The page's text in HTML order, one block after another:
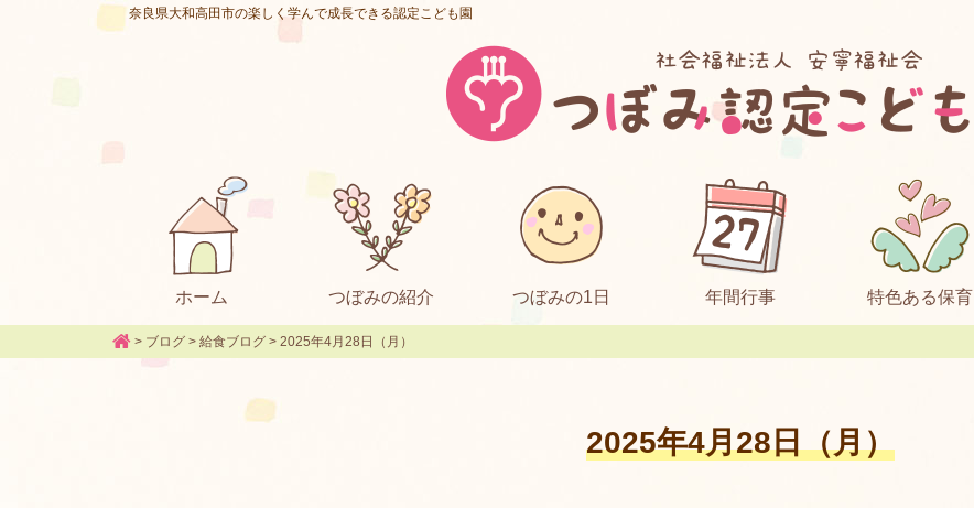
奈良県大和高田市の楽しく学んで成長できる認定こども園
ホーム つぼみの紹介 つぼみの1日 年間行事 特色ある保育
> ブログ > 給食ブログ > 2025年4月28日（月）
2025年4月28日（月）